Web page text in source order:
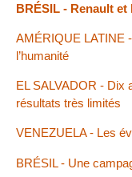
BRÉSIL - Renault
AMÉRIQUE LATINE
l’humanité
EL SALVADOR - Dix
résultats très limités
VENEZUELA - Les
BRÉSIL - Une